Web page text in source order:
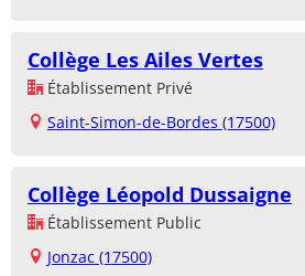
Collège Les Ailes Vertes
Établissement Privé
Saint-Simon-de-Bordes (17500)
Collège Léopold Dussaigne
Établissement Public
Jonzac (17500)